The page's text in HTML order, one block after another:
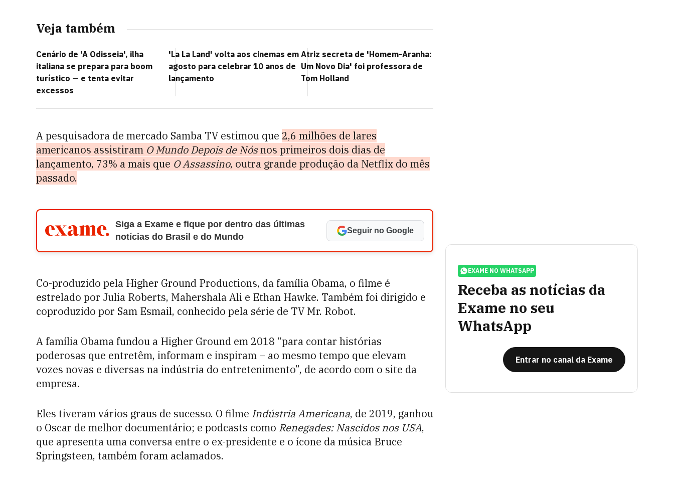
Veja também
Cenário de 'A Odisseia', ilha
italiana se prepara para boom
turístico — e tenta evitar
excessos
'La La Land' volta aos cinemas em
agosto para celebrar 10 anos de
lançamento
Atriz secreta de 'Homem-Aranha:
Um Novo Dia' foi professora de
Tom Holland
A pesquisadora de mercado Samba TV estimou que 2,6 milhões de lares
americanos assistiram O Mundo Depois de Nósnos primeiros dois dias de
lançamento, 73% a mais que O Assassino, outra grande produção da Netflix do mês
passado.
Siga a Exame e fique por dentro das últimas
notícias do Brasil e do Mundo
Seguir no Google
Co-produzido pela Higher Ground Productions, da família Obama, o filme é
estrelado por Julia Roberts, Mahershala Ali e Ethan Hawke. Também foi dirigido e
coproduzido por Sam Esmail, conhecido pela série de TV Mr. Robot.
A família Obama fundou a Higher Ground em 2018 “para contar histórias
poderosas que entretêm, informam e inspiram – ao mesmo tempo que elevam
vozes novas e diversas na indústria do entretenimento”, de acordo com o site da
empresa.
Eles tiveram vários graus de sucesso. O filme Indústria Americana, de 2019, ganhou
o Oscar de melhor documentário; e podcasts como Renegades: Nascidos nos USA,
que apresenta uma conversa entre o ex-presidente e o ícone da música Bruce
Springsteen, também foram aclamados.
EXAME NO WHATSAPP
Receba as notícias da
Exame no seu
WhatsApp
Entrar no canal da Exame